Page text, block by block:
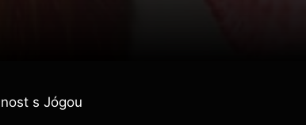
s Jógou